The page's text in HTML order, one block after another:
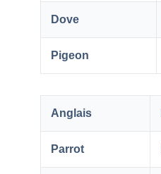
Dove
Pigeon
Anglais
Parrot